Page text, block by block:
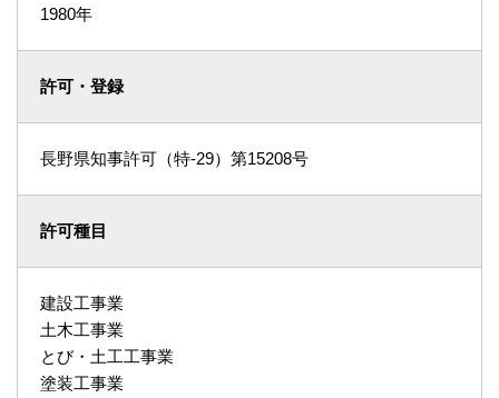
1980年
許可・登録
長野県知事許可（特-29）第15208号
許可種目
建設工事業
土木工事業
とび・土工工事業
塗装工事業